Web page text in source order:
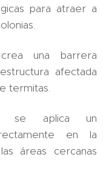
para atraer a
una barrera
afectada
termitas.
se aplica un
en la
áreas cercanas